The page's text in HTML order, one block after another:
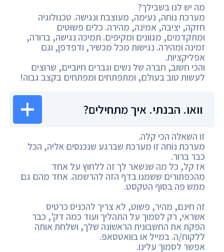
מה יש לנו בשבילך?
מערכת נוחה, נעימה, מעוצבת ונגישה. טכנולוגיה
חזקה, יציבה, אמינה, מהירה. כלים פשוטים
ומתקדמים, מגוונים ומקיפים. תמיכה נגישה, ברורה,
זמינה ומהירה. נגישות מכל מכשיר, ודפדפן, וגם
אפליקציות.
והכי חשוב, חברה של נשים וגברים חיוביים, שרוצים
לעשות טוב בעולם, ומתפתחים ומפתחים בקצב גבוה!
וואו. הבנתי. איך מתחילים?
זו השאלה הכי קלה.
מערכת נוחה זו מערכת שברגע שנכנסים אליה, הכל
כבר ברור.
אז קל, כל מה שנשאר לך זה ללחוץ על אחד
מהכפתורים ששמנו בדף הזה להרשמה. אחד מהם גם
ממש פה בסוף הטקסט.
זה חינם, מהיר, פשוט, לא צריך להכניס כרטיס
אשראי, רק לסמוך על התהליך ועוד כמה דק', כבר
הפקת את החשבונית הראשונה שלך, ושלחת אותה
ללקוח/ה. במייל או בוואטסאפ.
אפשר לסמוך עלינו.